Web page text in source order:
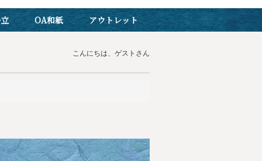
OA和紙 アウトレット
こんにちは、ゲストさん